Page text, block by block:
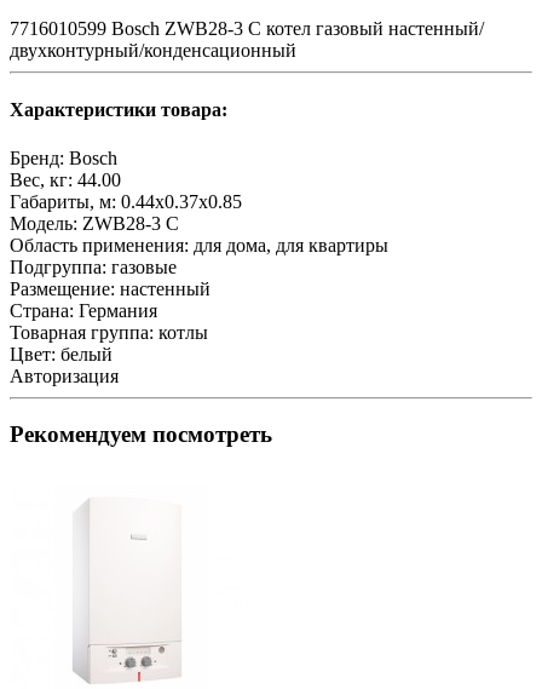
7716010599 Bosch ZWB28-3 C котел газовый настенный/
двухконтурный/конденсационный
Характеристики товара:
Бренд: Bosch
Вес, кг: 44.00
Габариты, м: 0.44x0.37x0.85
Модель: ZWB28-3 C
Область применения: для дома, для квартиры
Подгруппа: газовые
Размещение: настенный
Страна: Германия
Товарная группа: котлы
Цвет: белый
Авторизация
Рекомендуем посмотреть